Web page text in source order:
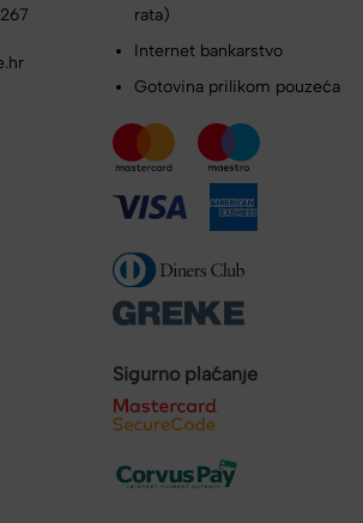
rata)
Internet bankarstvo
Gotovina prilikom pouzeća
Sigurno plaćanje